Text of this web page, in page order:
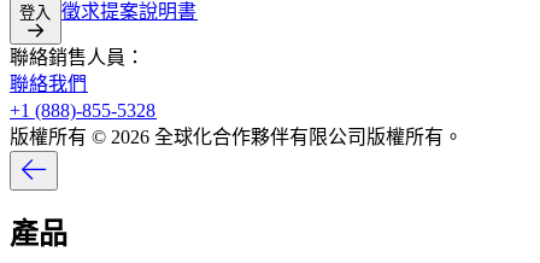
登入​​ 徵求提案說明書​​
聯絡銷售人員：​​
聯絡我們​​
+1 (888)-855-5328​​
版權所有 © 2026 全球化合作夥伴有限公司版權所有。​​
產品​​